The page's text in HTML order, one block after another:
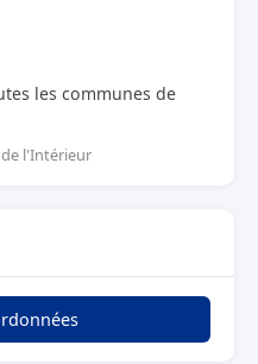
les communes de
l'Intérieur